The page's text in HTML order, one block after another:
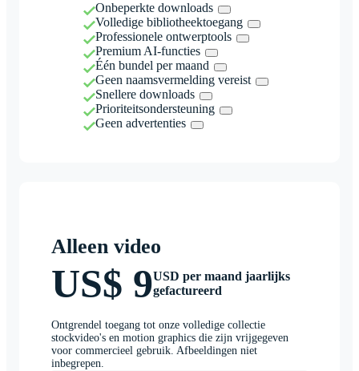
Onbeperkte downloads
Volledige bibliotheektoegang
Professionele ontwerptools
Premium AI-functies
Één bundel per maand
Geen naamsvermelding vereist
Snellere downloads
Prioriteitsondersteuning
Geen advertenties
Alleen video
US$ 9USD per maand jaarlijks
gefactureerd
Ontgrendel toegang tot onze volledige collectie
stockvideo's en motion graphics die zijn vrijgegeven
voor commercieel gebruik. Afbeeldingen niet
inbegrepen.